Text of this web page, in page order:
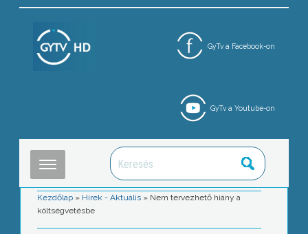
GyTv a Facebook-on
GyTv a Youtube-on
Kezdőlap » Hírek - Aktuális » Nem tervezhető hiány a
költségvetésbe